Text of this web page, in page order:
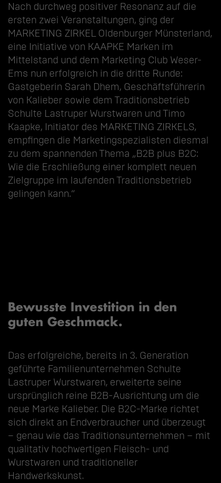
Nach durchweg positiver Resonanz auf die
ersten zwei Veranstaltungen, ging der
MARKETING ZIRKEL Oldenburger Münsterland,
eine Initiative von KAAPKE Marken im
Mittelstand und dem Marketing Club Weser-
Ems nun erfolgreich in die dritte Runde:
Gastgeberin Sarah Dhem, Geschäftsführerin
von Kalieber sowie dem Traditionsbetrieb
Schulte Lastruper Wurstwaren und Timo
Kaapke, Initiator des MARKETING ZIRKELS,
empfingen die Marketingspezialisten diesmal
zu dem spannenden Thema „B2B plus B2C:
Wie die Erschließung einer komplett neuen
Zielgruppe im laufenden Traditionsbetrieb
gelingen kann.“
Bewusste Investition in den
guten Geschmack.
Das erfolgreiche, bereits in 3. Generation
geführte Familienunternehmen Schulte
Lastruper Wurstwaren, erweiterte seine
ursprünglich reine B2B-Ausrichtung um die
neue Marke Kalieber. Die B2C-Marke richtet
sich direkt an Endverbraucher und überzeugt
– genau wie das Traditionsunternehmen – mit
qualitativ hochwertigen Fleisch- und
Wurstwaren und traditioneller
Handwerkskunst.